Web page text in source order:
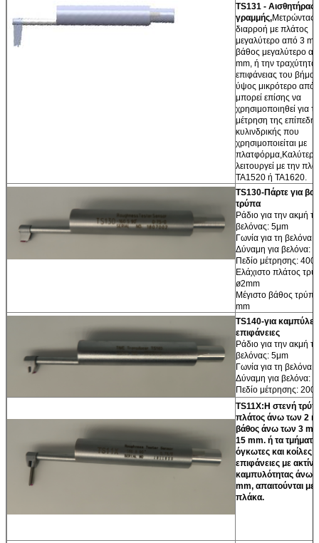
Αφήστε ένα μήνυμα
We bellen je snel terug!
TS131 - Αισθητήρας
γραμμής,Μετρώντας
διαρροή με πλάτος
μεγαλύτερο από 3
βάθος μεγαλύτερο
mm, ή την τραχύτητα
επιφάνειας του
ύψος μικρότερο από
μπορεί επίσης να
χρησιμοποιηθεί για τη
μέτρηση της επίπεδης
κυλινδρικής που
χρησιμοποιείται με
λειτουργεί με την
TA1520 ή TA1620.
TS130-Πάρτε για
τρύπα
Ράδιο για την ακμή
βελόνας: 5μm
Γωνία για τη βελόνα:
Δύναμη για βελόνα:
Πεδίο μέτρησης:
Ελάχιστο πλάτος
ø2mm
Μέγιστο βάθος
mm
TS140-για καμπύλες
επιφάνειες
Ράδιο για την ακμή
βελόνας: 5μm
Γωνία για τη βελόνα:
Δύναμη για βελόνα:
Πεδίο μέτρησης:
TS11X:Η στενή
πλάτος άνω των 2
βάθος άνω των 3
15 mm. ή τα
όγκωτες και κοίλες
επιφάνειες με ακτίνα
καμπυλότητας άνω
mm, απαιτούνται με
πλάκα.